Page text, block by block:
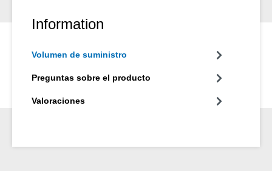
Information
Volumen de suministro
Preguntas sobre el producto
Valoraciones